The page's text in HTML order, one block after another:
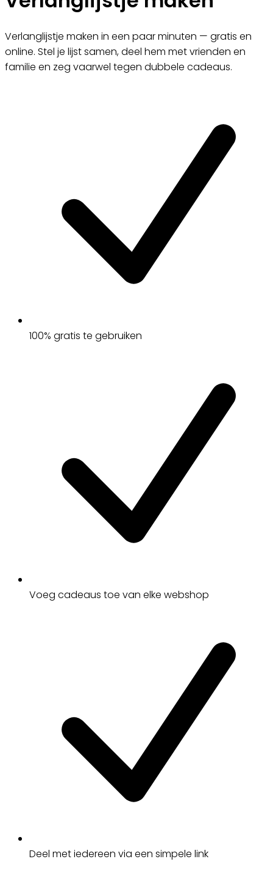
Verlanglijstje maken in een paar minuten — gratis en
online. Stel je lijst samen, deel hem met vrienden en
familie en zeg vaarwel tegen dubbele cadeaus.
100% gratis te gebruiken
Voeg cadeaus toe van elke webshop
Deel met iedereen via een simpele link